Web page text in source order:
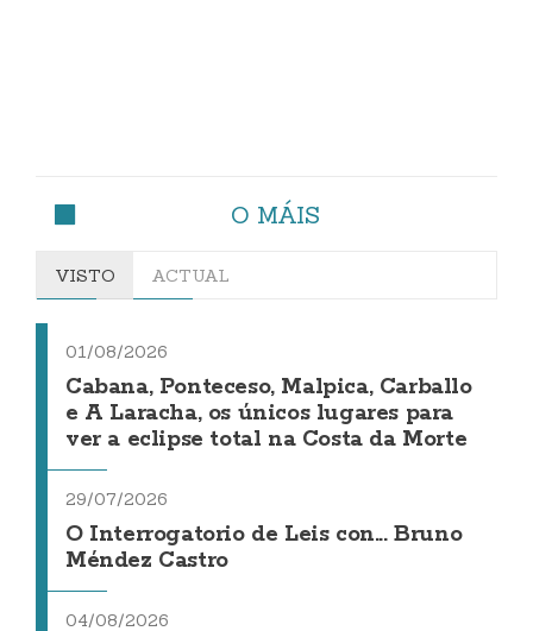
O MÁIS
VISTO ACTUAL
01/08/2026
Cabana, Ponteceso, Malpica, Carballo
e A Laracha, os únicos lugares para
ver a eclipse total na Costa da Morte
29/07/2026
O Interrogatorio de Leis con... Bruno
Méndez Castro
04/08/2026